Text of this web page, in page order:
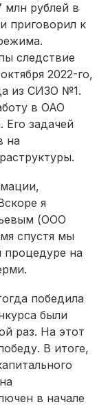
рублей в
приговорил к
следствие
2022-го,
из СИЗО №1.
в ОАО
Его задачей
на
я
(ООО
спустя мы
процедуре на
победила
были
раз. На этот
В итоге,
в начале